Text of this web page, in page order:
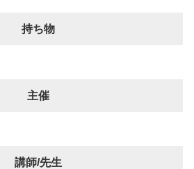
持ち物
主催
講師/先生